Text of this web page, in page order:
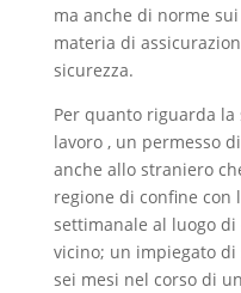
ma anche di norme
materia di
sicurezza.
Per quanto riguarda
lavoro , un permesso
anche allo straniero
regione di confine con
settimanale al luogo di
vicino; un impiegato
sei mesi nel corso di